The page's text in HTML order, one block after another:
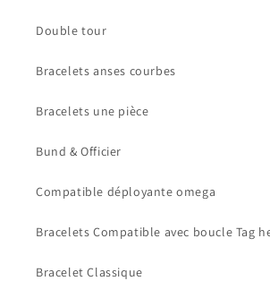
Double tour
Bracelets anses courbes
Bracelets une pièce
Bund & Officier
Compatible déployante omega
Bracelets Compatible avec boucle Tag
Bracelet Classique